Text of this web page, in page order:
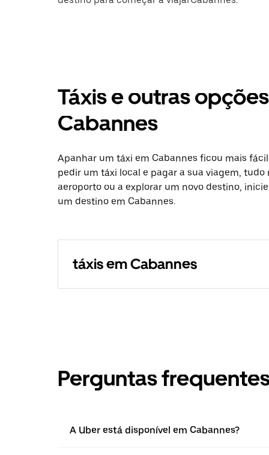
Táxis e outras
Cabannes
Apanhar um táxi em Cabannes ficou mais
pedir um táxi local e pagar a sua viagem,
aeroporto ou a explorar um novo destino,
um destino em Cabannes.
táxis em Cabannes
Perguntas
A Uber está disponível em Cabannes?